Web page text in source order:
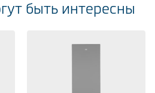
быть интересны